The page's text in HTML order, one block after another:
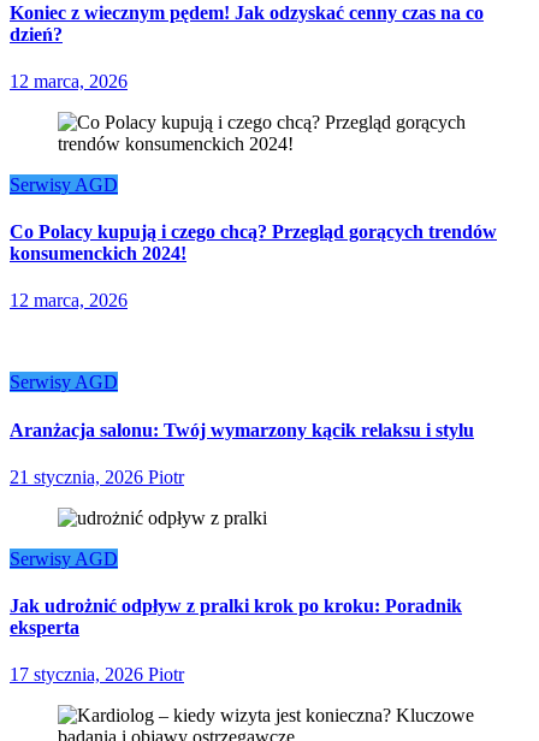
Koniec z wiecznym pędem! Jak odzyskać cenny czas na co
dzień?
12 marca, 2026
Serwisy AGD
Co Polacy kupują i czego chcą? Przegląd gorących trendów
konsumenckich 2024!
12 marca, 2026
Serwisy AGD
Aranżacja salonu: Twój wymarzony kącik relaksu i stylu
21 stycznia, 2026 Piotr
Serwisy AGD
Jak udrożnić odpływ z pralki krok po kroku: Poradnik
eksperta
17 stycznia, 2026 Piotr